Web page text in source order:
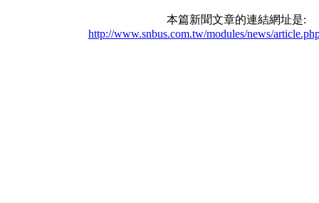
本篇新聞文章的連結網址是:
http://www.snbus.com.tw/modules/news/